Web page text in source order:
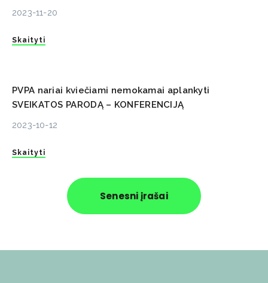
2023-11-20
Skaityti
PVPA nariai kviečiami nemokamai aplankyti
SVEIKATOS PARODĄ – KONFERENCIJĄ
2023-10-12
Skaityti
Senesni įrašai